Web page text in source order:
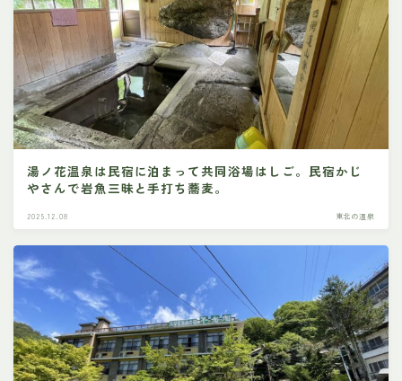
湯ノ花温泉は民宿に泊まって共同浴場はしご。民宿かじ
やさんで岩魚三昧と手打ち蕎麦。
2025.12.08 東北の温泉